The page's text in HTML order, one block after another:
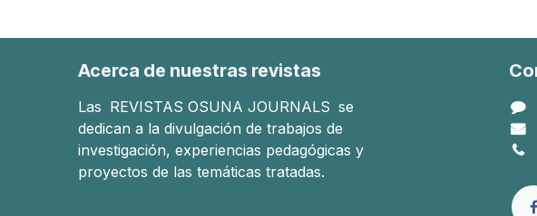
Acerca de nuestras revistas
Las REVISTAS OSUNA JOURNALS se
dedican a la divulgación de trabajos de
investigación, experiencias pedagógicas y
proyectos de las temáticas tratadas.